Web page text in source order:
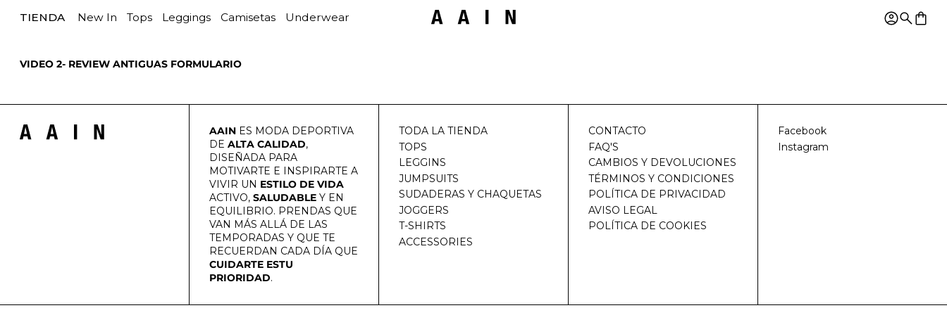
TIENDA New In Tops Leggings Camisetas Underwear Ingresar
Buscar
VIDEO 2- REVIEW ANTIGUAS FORMULARIO
AAIN ES MODA DEPORTIVA
DE ALTA CALIDAD,
DISEÑADA PARA
MOTIVARTE E INSPIRARTE A
VIVIR UN ESTILO DE VIDA
ACTIVO, SALUDABLE Y EN
EQUILIBRIO. PRENDAS QUE
VAN MÁS ALLÁ DE LAS
TEMPORADAS Y QUE TE
RECUERDAN CADA DÍA QUE
CUIDARTE ESTU
PRIORIDAD.
TODA LA TIENDA
TOPS
LEGGINS
JUMPSUITS
SUDADERAS Y CHAQUETAS
JOGGERS
T-SHIRTS
ACCESSORIES
CONTACTO
FAQ'S
CAMBIOS Y DEVOLUCIONES
TÉRMINOS Y CONDICIONES
POLÍTICA DE PRIVACIDAD
AVISO LEGAL
POLÍTICA DE COOKIES
Facebook
Instagram